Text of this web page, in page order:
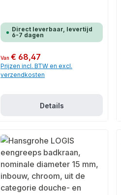
Direct leverbaar, levertijd
6-7 dagen
Normale prijs:
Van€ 68,47
Prijzen incl. BTW en excl.
verzendkosten
Details